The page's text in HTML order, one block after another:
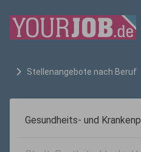
Stellenangebote nach Beruf